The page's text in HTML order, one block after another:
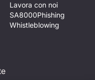
Lavora con noi
SA8000Phishing
Whistleblowing